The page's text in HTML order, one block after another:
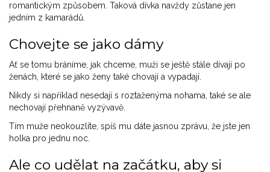
romantickým způsobem. Taková dívka navždy zůstane jen
jedním z kamarádů.
Chovejte se jako dámy
Ať se tomu bráníme, jak chceme, muži se ještě stále dívají po
ženách, které se jako ženy také chovají a vypadají.
Nikdy si například nesedají s roztaženýma nohama, také se ale
nechovají přehnaně vyzývavě.
Tím muže neokouzlíte, spíš mu dáte jasnou zprávu, že jste jen
holka pro jednu noc.
Ale co udělat na začátku, aby si